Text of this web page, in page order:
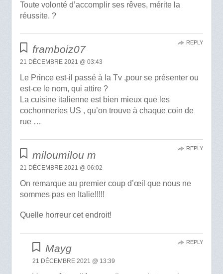
Toute volonté d’accomplir ses rêves, mérite la
réussite. ?
framboiz07
21 DÉCEMBRE 2021 @ 03:43
Le Prince est-il passé à la Tv ,pour se présenter ou
est-ce le nom, qui attire ?
La cuisine italienne est bien mieux que les
cochonneries US , qu’on trouve à chaque coin de
rue …
REPLY
miloumilou m
21 DÉCEMBRE 2021 @ 06:02
On remarque au premier coup d’œil que nous ne
sommes pas en Italie!!!!!
Quelle horreur cet endroit!
REPLY
Mayg
21 DÉCEMBRE 2021 @ 13:39
REPLY